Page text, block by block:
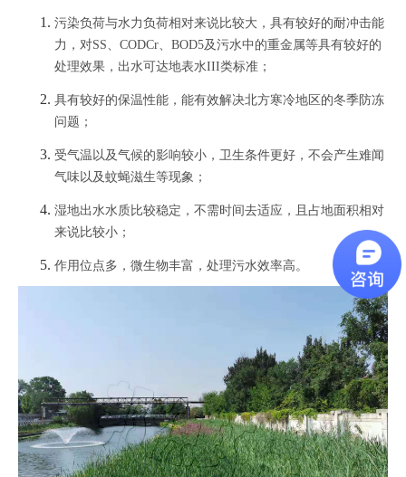
污染负荷与水力负荷相对来说比较大，具有较好的耐冲击能
力，对SS、CODCr、BOD5及污水中的重金属等具有较好的
处理效果，出水可达地表水III类标准；
具有较好的保温性能，能有效解决北方寒冷地区的冬季防冻
问题；
受气温以及气候的影响较小，卫生条件更好，不会产生难闻
气味以及蚊蝇滋生等现象；
湿地出水水质比较稳定，不需时间去适应，且占地面积相对
来说比较小；
作用位点多，微生物丰富，处理污水效率高。